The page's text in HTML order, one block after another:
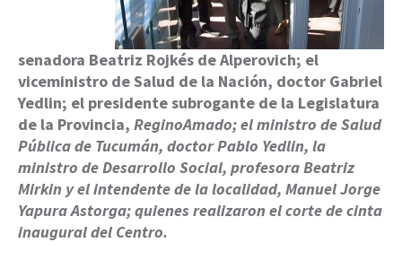
senadora Beatriz Rojkés de Alperovich; el
viceministro de Salud de la Nación, doctor Gabriel
Yedlin; el presidente subrogante de la Legislatura
de la Provincia, ReginoAmado; el ministro de Salud
Pública de Tucumán, doctor Pablo Yedlin, la
ministro de Desarrollo Social, profesora Beatriz
Mirkin y el intendente de la localidad, Manuel Jorge
Yapura Astorga; quienes realizaron el corte de cinta
inaugural del Centro.